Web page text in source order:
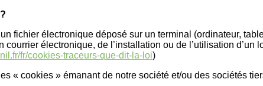
fichier électronique déposé sur un terminal (ordinateur,
courrier électronique, de l’installation ou de l’utilisation
fr/cookies-traceurs-que-dit-la-loi)
« cookies » émanant de notre société et/ou des sociétés